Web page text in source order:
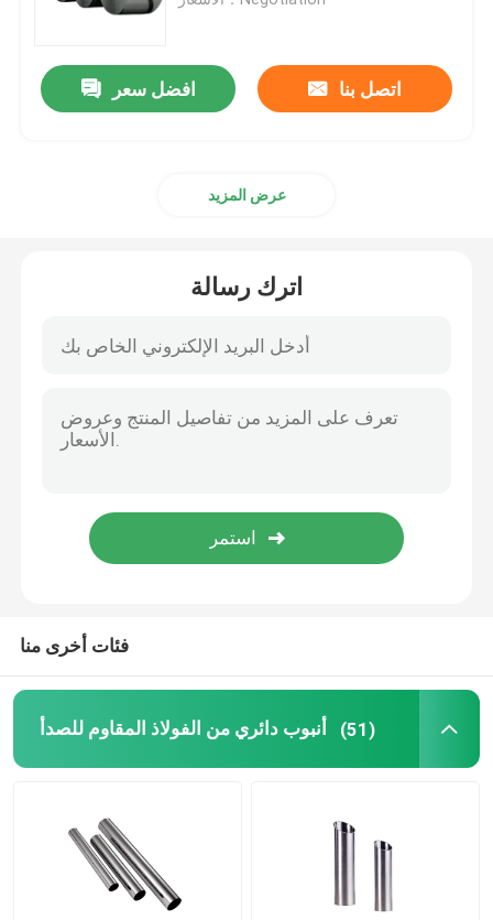
لفائف سبائك الصلب
لفائف الصلب المجلفن
أنبوب فولاذي مجلفن
لفائف الصلب الكربوني
افضل سعر اتصل بنا
عرض المزيد
اترك رسالة
فئات أخرى منا
أنبوب دائري من الفولاذ المقاوم للصدأ (51)